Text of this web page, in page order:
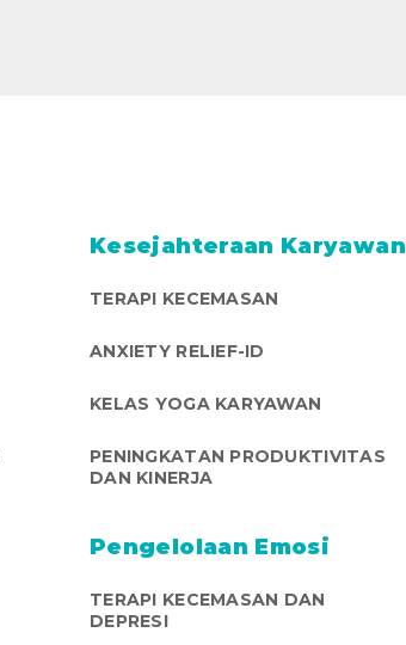
Kesejahteraan Karyawan
TERAPI KECEMASAN
ANXIETY RELIEF-ID
KELAS YOGA KARYAWAN
PENINGKATAN PRODUKTIVITAS
DAN KINERJA
Pengelolaan Emosi
TERAPI KECEMASAN DAN
DEPRESI